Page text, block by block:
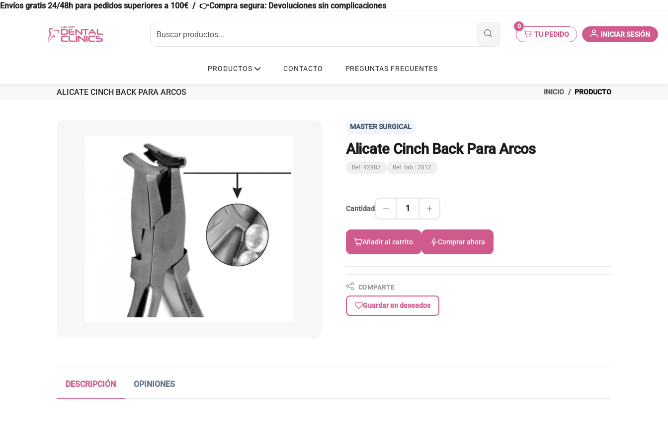
Envíos gratis 24/48h para pedidos superiores a 100€ / 👉Compra segura: Devoluciones sin complicaciones
0
TU PEDIDO INICIAR SESIÓN
PRODUCTOS CONTACTO PREGUNTAS FRECUENTES
ALICATE CINCH BACK PARA ARCOS INICIO PRODUCTO
MASTER SURGICAL
Alicate Cinch Back Para Arcos
Ref: 92887 Ref. fab.: 2012
Cantidad 1
Añadir al carrito Comprar ahora
COMPARTE
Guardar en deseados
DESCRIPCIÓN OPINIONES